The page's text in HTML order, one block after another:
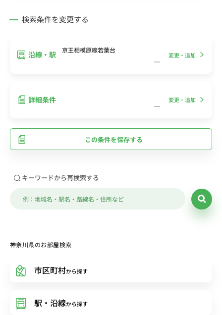
検索条件を変更する
沿線・駅 京王相模原線若葉台
変更・追加
詳細条件 変更・追加
この条件を保存する
キーワードから再検索する
神奈川県のお部屋検索
市区町村から探す
駅・沿線から探す